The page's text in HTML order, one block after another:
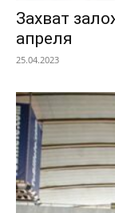
Захват
апреля
25.04.2023